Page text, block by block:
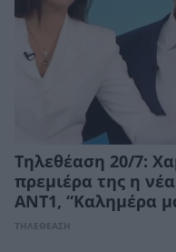
Τηλεθέαση 20/7:
πρεμιέρα της η
ΑΝΤ1, “Καλημέρα
ΤΗΛΕΘΕΑΣΗ